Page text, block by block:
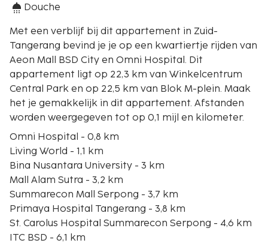
Douche
Met een verblijf bij dit appartement in Zuid-
Tangerang bevind je je op een kwartiertje rijden van
Aeon Mall BSD City en Omni Hospital. Dit
appartement ligt op 22,3 km van Winkelcentrum
Central Park en op 22,5 km van Blok M-plein. Maak
het je gemakkelijk in dit appartement. Afstanden
worden weergegeven tot op 0,1 mijl en kilometer.
Omni Hospital - 0,8 km
Living World - 1,1 km
Bina Nusantara University - 3 km
Mall Alam Sutra - 3,2 km
Summarecon Mall Serpong - 3,7 km
Primaya Hospital Tangerang - 3,8 km
St. Carolus Hospital Summarecon Serpong - 4,6 km
ITC BSD - 6,1 km